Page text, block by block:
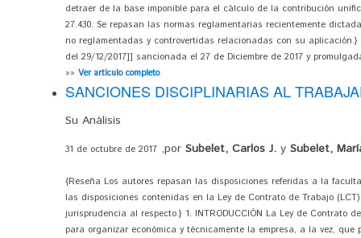
detraer de la base imponible para el cálculo de la contribución
27.430. Se repasan las normas reglamentarias recientemente
no reglamentadas y controvertidas relacionadas con su aplicación.}
del 29/12/2017]] sancionada el 27 de Diciembre de 2017 y
»» Ver artículo completo
SANCIONES DISCIPLINARIAS AL
Su Análisis
31 de octubre de 2017 ,por Subelet, Carlos J. y Subelet,
{Reseña Los autores repasan las disposiciones referidas a la
las disposiciones contenidas en la Ley de Contrato de Trabajo
jurisprudencia al respecto.} 1. INTRODUCCIÓN La Ley de Contrato
para organizar económica y técnicamente la empresa, a la vez,